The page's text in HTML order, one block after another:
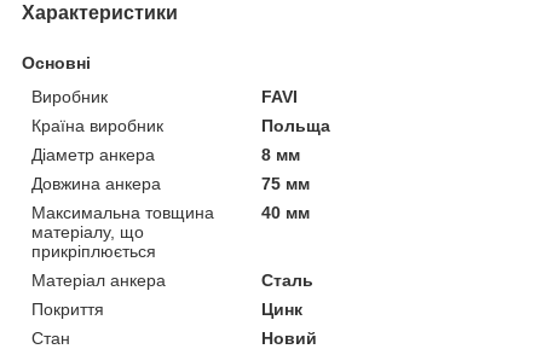
Характеристики
Основні
Виробник
FAVI
Країна виробник
Польща
Діаметр анкера
8 мм
Довжина анкера
75 мм
Максимальна товщина
матеріалу, що
прикріплюється
40 мм
Матеріал анкера
Сталь
Покриття
Цинк
Стан
Новий